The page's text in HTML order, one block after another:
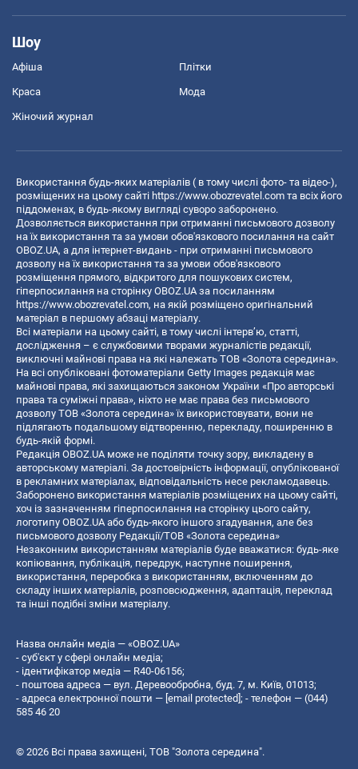
Шоу
Афіша Плітки
Краса Мода
Жіночий журнал
Використання будь-яких матеріалів ( в тому числі фото- та відео-),
розміщених на цьому сайті https://www.obozrevatel.com та всіх його
піддоменах, в будь-якому вигляді суворо заборонено.
Дозволяється використання при отриманні письмового дозволу
на їх використання та за умови обов'язкового посилання на сайт
OBOZ.UA, а для інтернет-видань - при отриманні письмового
дозволу на їх використання та за умови обов'язкового
розміщення прямого, відкритого для пошукових систем,
гіперпосилання на сторінку OBOZ.UA за посиланням
https://www.obozrevatel.com, на якій розміщено оригінальний
матеріал в першому абзаці матеріалу.
Всі матеріали на цьому сайті, в тому числі інтерв’ю, статті,
дослідження – є службовими творами журналістів редакції,
виключні майнові права на які належать ТОВ «Золота середина».
На всі опубліковані фотоматеріали Getty Images редакція має
майнові права, які захищаються законом України «Про авторські
права та суміжні права», ніхто не має права без письмового
дозволу ТОВ «Золота середина» їх використовувати, вони не
підлягають подальшому відтворенню, перекладу, поширенню в
будь-якій формі.
Редакція OBOZ.UA може не поділяти точку зору, викладену в
авторському матеріалі. За достовірність інформації, опублікованої
в рекламних матеріалах, відповідальність несе рекламодавець.
Заборонено використання матеріалів розміщених на цьому сайті,
хоч із зазначенням гіперпосилання на сторінку цього сайту,
логотипу OBOZ.UA або будь-якого іншого згадування, але без
письмового дозволу Редакції/ТОВ «Золота середина»
Незаконним використанням матеріалів буде вважатися: будь-яке
копiювання, публiкацiя, передрук, наступне поширення,
використання, переробка з використанням, включенням до
складу інших матеріалів, розповсюдження, адаптація, переклад
та інші подібні зміни матеріалу.
Назва онлайн медіа — «OBOZ.UA»
- суб'єкт у сфері онлайн медіа;
- ідентифікатор медіа — R40-06156;
- поштова адреса — вул. Деревообробна, буд. 7, м. Київ, 01013;
- адреса електронної пошти — [email protected] ; - телефон — (044)
585 46 20
© 2026 Всі права захищені, ТОВ "Золота середина".